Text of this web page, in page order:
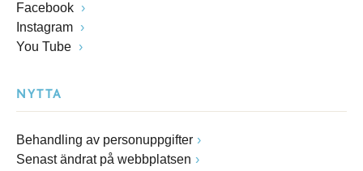
Facebook
Instagram
You Tube
NYTTA
Behandling av personuppgifter
Senast ändrat på webbplatsen